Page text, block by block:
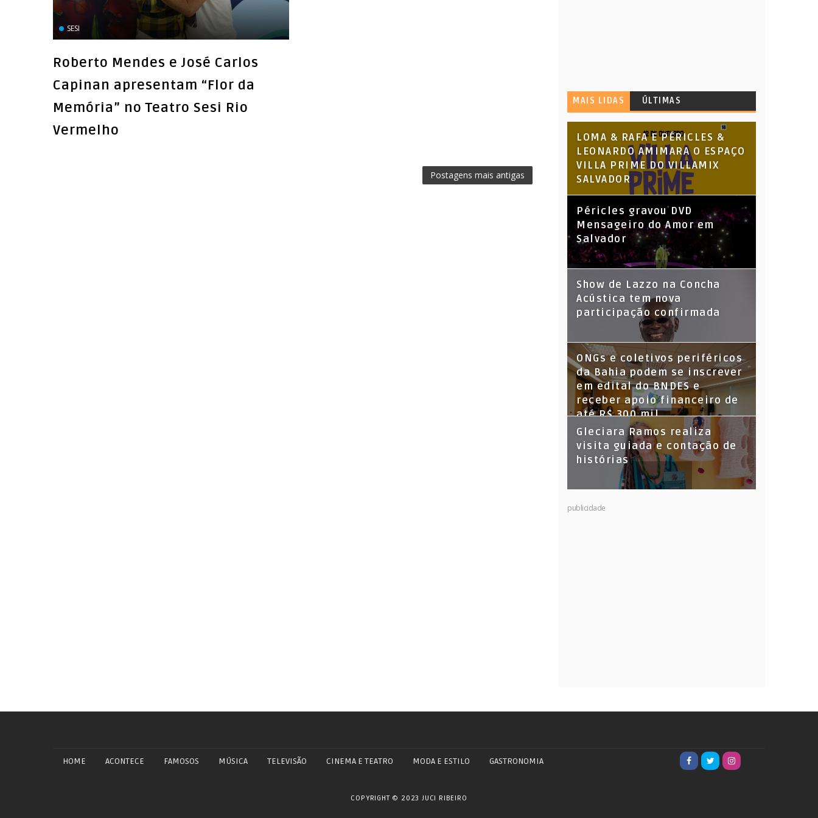
SESI
Roberto Mendes e José Carlos
Capinan apresentam “Flor da
Memória” no Teatro Sesi Rio
Vermelho
Postagens mais antigas
MAIS LIDAS ÚLTIMAS
LOMA & RAFA E PÉRICLES &
LEONARDO AMIMARA O ESPAÇO
VILLA PRIME DO VILLAMIX
SALVADOR
Péricles gravou DVD
Mensageiro do Amor em
Salvador
Show de Lazzo na Concha
Acústica tem nova
participação confirmada
ONGs e coletivos periféricos
da Bahia podem se inscrever
em edital do BNDES e
receber apoio financeiro de
até R$ 300 mil
Gleciara Ramos realiza
visita guiada e contação de
histórias
publicidade
HOME ACONTECE FAMOSOS MÚSICA TELEVISÃO CINEMA E TEATRO MODA E ESTILO GASTRONOMIA
COPYRIGHT © 2023 JUCI RIBEIRO